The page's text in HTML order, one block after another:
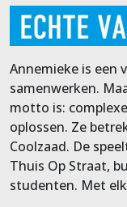
Annemieke is een
samenwerken.
motto is:
oplossen. Ze
Coolzaad. De
Thuis Op Straat,
studenten. Met